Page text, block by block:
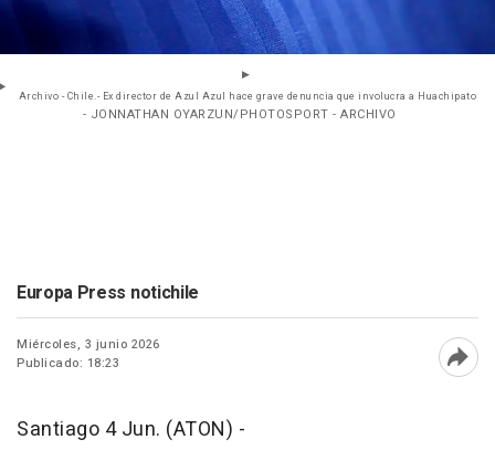
Archivo - Chile.- Ex director de Azul Azul hace grave denuncia que involucra a Huachipato
- JONNATHAN OYARZUN/PHOTOSPORT - ARCHIVO
Europa Press notichile
Miércoles, 3 junio 2026
Publicado: 18:23
Santiago 4 Jun. (ATON) -